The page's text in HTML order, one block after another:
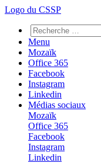
Logo du CSSP
Menu
Mozaïk
Office 365
Facebook
Instagram
Linkedin
Médias sociaux
Mozaïk
Office 365
Facebook
Instagram
Linkedin